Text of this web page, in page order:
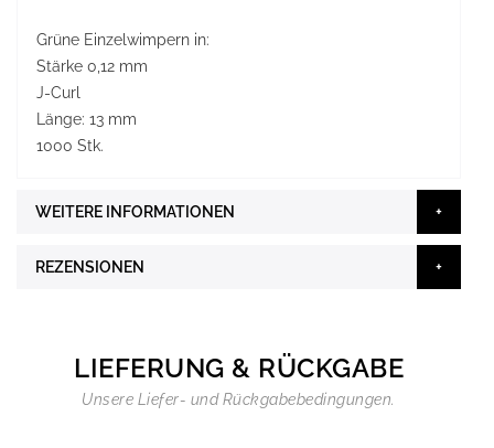
Grüne Einzelwimpern in:
Stärke 0,12 mm
J-Curl
Länge: 13 mm
1000 Stk.
WEITERE INFORMATIONEN
REZENSIONEN
LIEFERUNG & RÜCKGABE
Unsere Liefer- und Rückgabebedingungen.